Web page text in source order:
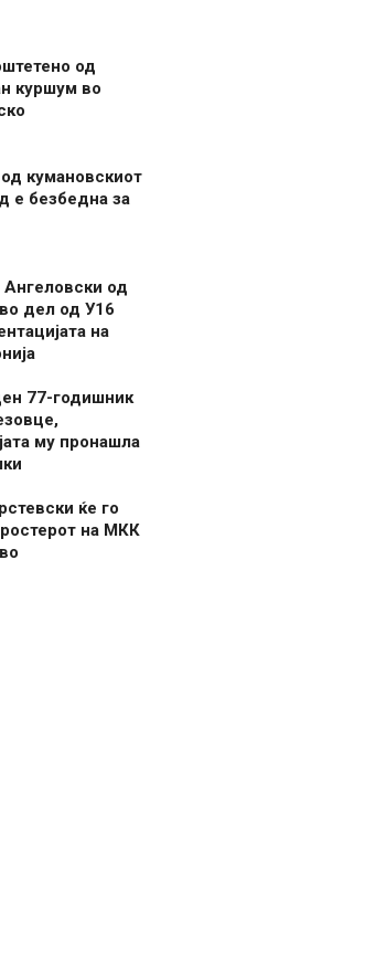
од
куршум во
кумановскиот
е безбедна за
од
дел од У16
на
77-годишник
му пронашла
ќе го
на МКК